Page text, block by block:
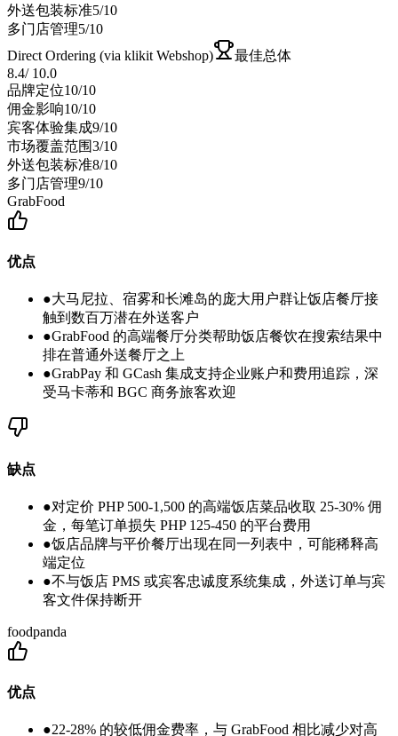
外送包装标准5/10
多门店管理5/10
Direct Ordering (via klikit Webshop)
最佳总体
8.4/ 10.0
品牌定位10/10
佣金影响10/10
宾客体验集成9/10
市场覆盖范围3/10
外送包装标准8/10
多门店管理9/10
GrabFood
优点
●大马尼拉、宿雾和长滩岛的庞大用户群让饭店餐厅接
触到数百万潜在外送客户
●GrabFood 的高端餐厅分类帮助饭店餐饮在搜索结果中
排在普通外送餐厅之上
●GrabPay 和 GCash 集成支持企业账户和费用追踪，深
受马卡蒂和 BGC 商务旅客欢迎
缺点
●对定价 PHP 500-1,500 的高端饭店菜品收取 25-30% 佣
金，每笔订单损失 PHP 125-450 的平台费用
●饭店品牌与平价餐厅出现在同一列表中，可能稀释高
端定位
●不与饭店 PMS 或宾客忠诚度系统集成，外送订单与宾
客文件保持断开
foodpanda
优点
●22-28% 的较低佣金费率，与 GrabFood 相比减少对高